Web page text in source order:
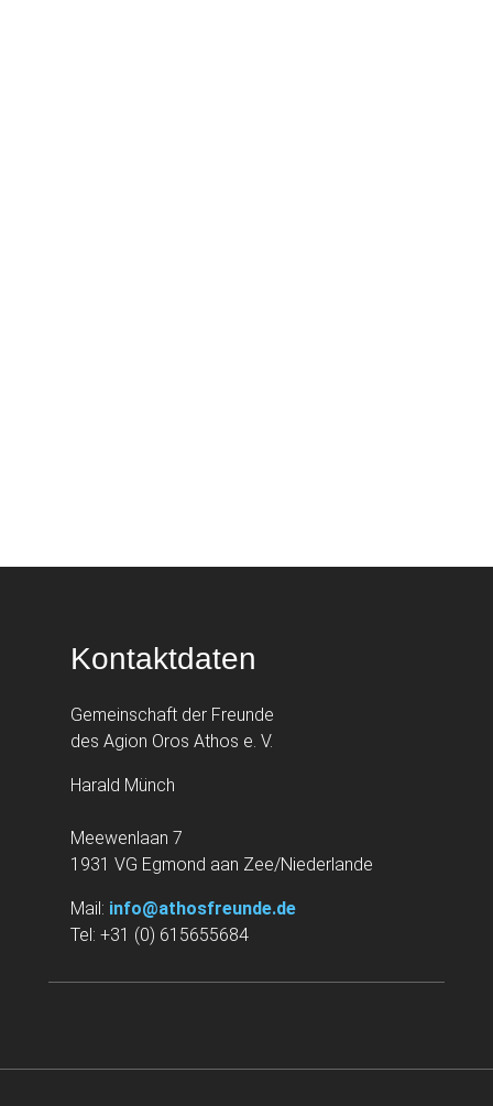
Kontaktdaten
Gemeinschaft der Freunde
des Agion Oros Athos e. V.
Harald Münch
Meewenlaan 7
1931 VG Egmond aan Zee/Niederlande
Mail: info@athosfreunde.de
Tel: +31 (0) 615655684